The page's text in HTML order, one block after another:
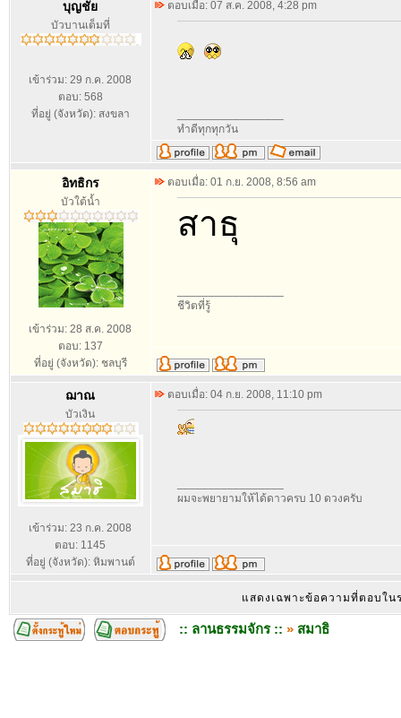
บุญชัย
บัวบานเต็มที่
เข้าร่วม: 29 ก.ค. 2008
ตอบ: 568
ที่อยู่ (จังหวัด): สงขลา
ตอบเมื่อ: 07 ส.ค. 2008, 4:28 pm
ทำดีทุกทุกวัน
อิทธิกร
บัวใต้น้ำ
เข้าร่วม: 28 ส.ค. 2008
ตอบ: 137
ที่อยู่ (จังหวัด): ชลบุรี
ตอบเมื่อ: 01 ก.ย. 2008, 8:56 am
สาธุ
ชีวิตที่รู้
ฌาณ
บัวเงิน
เข้าร่วม: 23 ก.ค. 2008
ตอบ: 1145
ที่อยู่ (จังหวัด): หิมพานต์
ตอบเมื่อ: 04 ก.ย. 2008, 11:10 pm
ผมจะพยายามให้ได้ดาวครบ 10 ดวงครับ
แสดงเฉพาะข้อความที่ตอบใน
:: ลานธรรมจักร :: » สมาธิ